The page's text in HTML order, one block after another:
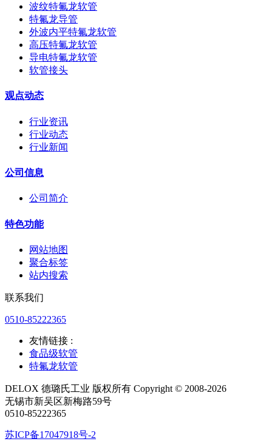
波纹特氟龙软管
特氟龙导管
外波内平特氟龙软管
高压特氟龙软管
导电特氟龙软管
软管接头
观点动态
行业资讯
行业动态
行业新闻
公司信息
公司简介
特色功能
网站地图
聚合标签
站内搜索
联系我们
0510-85222365
友情链接 :
食品级软管
特氟龙软管
DELOX 德璐氏工业 版权所有 Copyright © 2008-2026
无锡市新吴区新梅路59号
0510-85222365
苏ICP备17047918号-2